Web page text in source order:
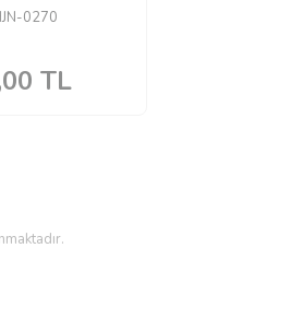
0270
TL